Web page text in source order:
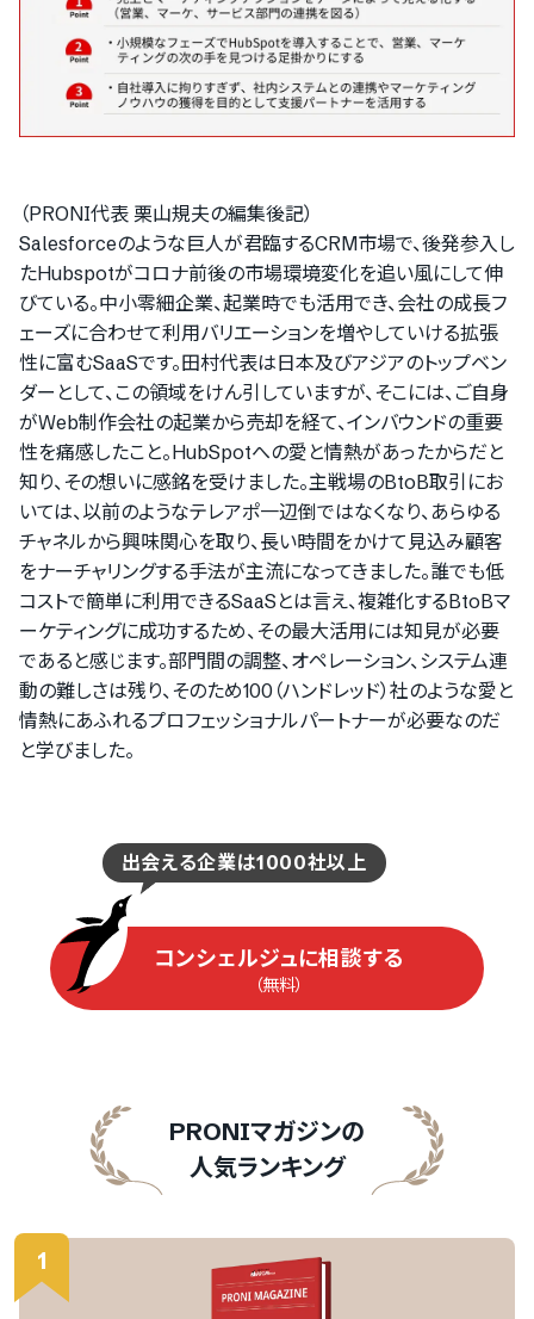
（PRONI代表 栗山規夫の編集後記）
Salesforceのような巨人が君臨するCRM市場で、後発参入し
たHubspotがコロナ前後の市場環境変化を追い風にして伸
びている。中小零細企業、起業時でも活用でき、会社の成長フ
ェーズに合わせて利用バリエーションを増やしていける拡張
性に富むSaaSです。田村代表は日本及びアジアのトップベン
ダーとして、この領域をけん引していますが、そこには、ご自身
がWeb制作会社の起業から売却を経て、インバウンドの重要
性を痛感したこと。HubSpotへの愛と情熱があったからだと
知り、その想いに感銘を受けました。主戦場のBtoB取引にお
いては、以前のようなテレアポ一辺倒ではなくなり、あらゆる
チャネルから興味関心を取り、長い時間をかけて見込み顧客
をナーチャリングする手法が主流になってきました。誰でも低
コストで簡単に利用できるSaaSとは言え、複雑化するBtoBマ
ーケティングに成功するため、その最大活用には知見が必要
であると感じます。部門間の調整、オペレーション、システム連
動の難しさは残り、そのため100（ハンドレッド）社のような愛と
情熱にあふれるプロフェッショナルパートナーが必要なのだ
と学びました。
出会える企業は1000社以上
コンシェルジュに相談する
（無料）
PRONIマガジンの
人気ランキング
1